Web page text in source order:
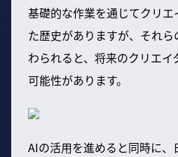
基礎的な作業を通じてクリ
た歴史がありますが、それ
わられると、将来のクリエイ
可能性があります。
AIの活用を進めると同時に